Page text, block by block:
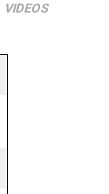
VIDEOS